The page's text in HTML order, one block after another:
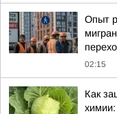
Опыт
02:15
Как
химии: